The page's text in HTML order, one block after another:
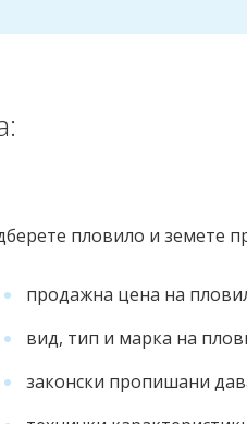
пловило и земете
продажна цена на
вид, тип и марка на
законски пропишани